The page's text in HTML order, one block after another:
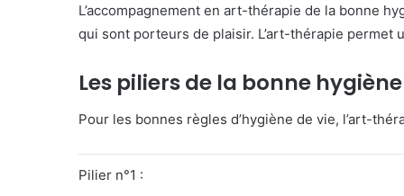
L’accompagnement en art-thérapie de la bonne
qui sont porteurs de plaisir. L’art-thérapie permet
Les piliers de la bonne
Pour les bonnes règles d’hygiène de vie, l’art-
Pilier n°1 :